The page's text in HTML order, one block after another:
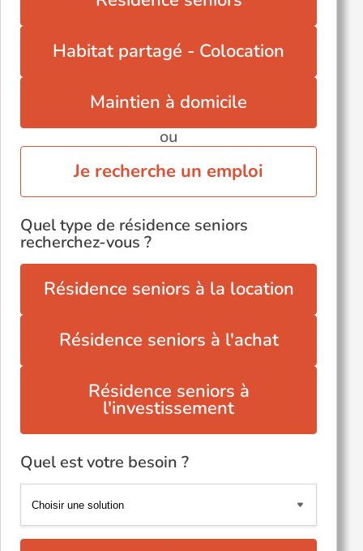
Roscoff (29680)
Saint-Vougay (29440)
Habitat partagé - Colocation
Maintien à domicile
ou
Je recherche un emploi
Quel type de résidence seniors
recherchez-vous ?
Résidence seniors à la location
Résidence seniors à l'achat
Résidence seniors à
l'investissement
Quel est votre besoin ?